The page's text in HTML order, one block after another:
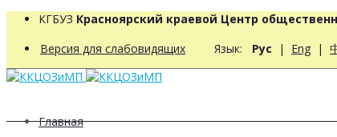
КГБУЗ Красноярский краевой Центр
Версия для слабовидящих Язык: Рус | Eng |
Главная